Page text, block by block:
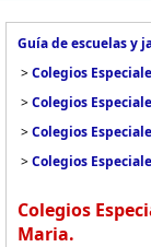
Guía de escuelas y
>Colegios
>Colegios
>Colegios
>Colegios
Colegios
Maria.